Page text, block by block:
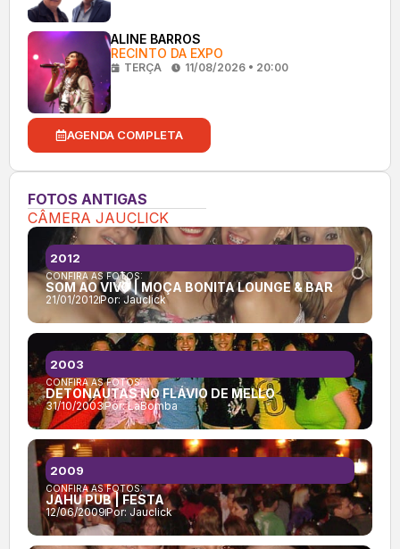
ALINE BARROS
RECINTO DA EXPO
TERÇA 11/08/2026 • 20:00
AGENDA COMPLETA
FOTOS ANTIGAS
CÂMERA JAUCLICK
CONFIRA AS FOTOS:
SOM AO VIVO | MOÇA BONITA LOUNGE & BAR
21/01/2012Por:Jauclick
2012
CONFIRA AS FOTOS:
DETONAUTAS NO FLÁVIO DE MELLO
31/10/2003Por:LaBomba
2003
CONFIRA AS FOTOS:
JAHU PUB | FESTA
12/06/2009Por: Jauclick
2009